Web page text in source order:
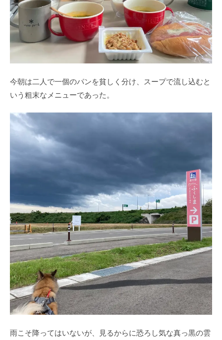
今朝は二人で一個のパンを貧しく分け、スープで流し込むと
いう粗末なメニューであった。
雨こそ降ってはいないが、見るからに恐ろし気な真っ黒の雲